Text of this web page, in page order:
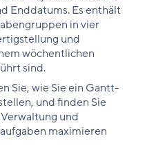
Enddatums. Es enthält
in vier
und
wöchentlichen
sind.
Sie, wie Sie ein Gantt-
und finden Sie
und
maximieren